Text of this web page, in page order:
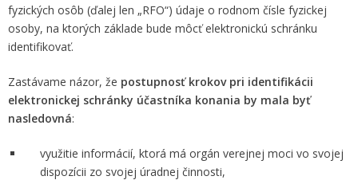
fyzických osôb (ďalej len „RFO“) údaje o rodnom čísle fyzickej
osoby, na ktorých základe bude môcť elektronickú schránku
identifikovať.
Zastávame názor, že postupnosť krokov pri identifikácii
elektronickej schránky účastníka konania by mala byť
nasledovná:
využitie informácií, ktorá má orgán verejnej moci vo svojej
dispozícii zo svojej úradnej činnosti,